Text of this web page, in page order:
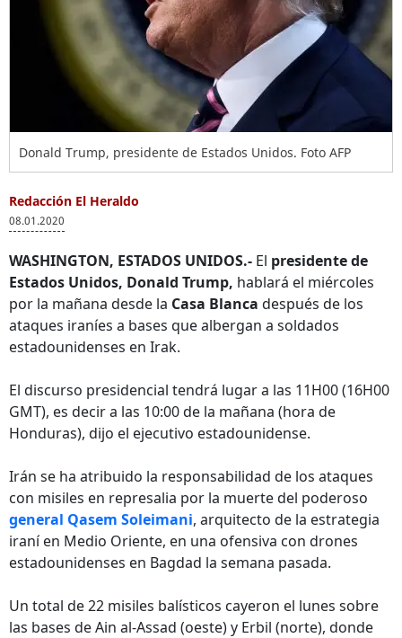
Donald Trump, presidente de Estados Unidos. Foto AFP
Redacción El Heraldo
08.01.2020
WASHINGTON, ESTADOS UNIDOS.- El presidente de
Estados Unidos, Donald Trump, hablará el miércoles
por la mañana desde la Casa Blanca después de los
ataques iraníes a bases que albergan a soldados
estadounidenses en Irak.
El discurso presidencial tendrá lugar a las 11H00 (16H00
GMT), es decir a las 10:00 de la mañana (hora de
Honduras), dijo el ejecutivo estadounidense.
Irán se ha atribuido la responsabilidad de los ataques
con misiles en represalia por la muerte del poderoso
general Qasem Soleimani, arquitecto de la estrategia
iraní en Medio Oriente, en una ofensiva con drones
estadounidenses en Bagdad la semana pasada.
Un total de 22 misiles balísticos cayeron el lunes sobre
las bases de Ain al-Assad (oeste) y Erbil (norte), donde